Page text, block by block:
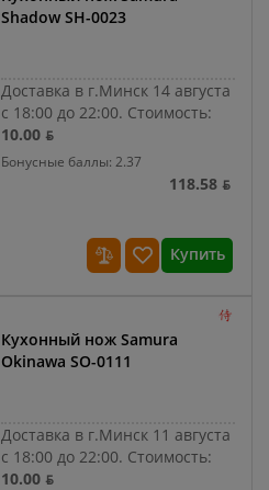
Shadow SH-0023
Доставка в г.Минск 14 августа
с 18:00 до 22:00. Стоимость:
10.00 ƃ
Бонусные баллы: 2.37
118.58 ƃ
Купить
Кухонный нож Samura
Okinawa SO-0111
Доставка в г.Минск 11 августа
с 18:00 до 22:00. Стоимость:
10.00 ƃ